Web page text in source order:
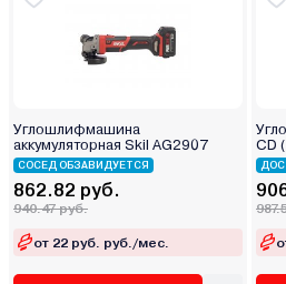
Углошлифмашина
аккумуляторная Skil AG2907
СОСЕД ОБЗАВИДУЕТСЯ
862.82 руб.
940.47 руб.
от 22 руб. руб./мес.
CD